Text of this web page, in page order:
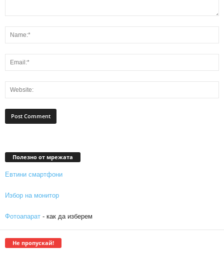
Полезно от мрежата
Евтини смартфони
Избор на монитор
Фотоапарат - как да изберем
Не пропускай!